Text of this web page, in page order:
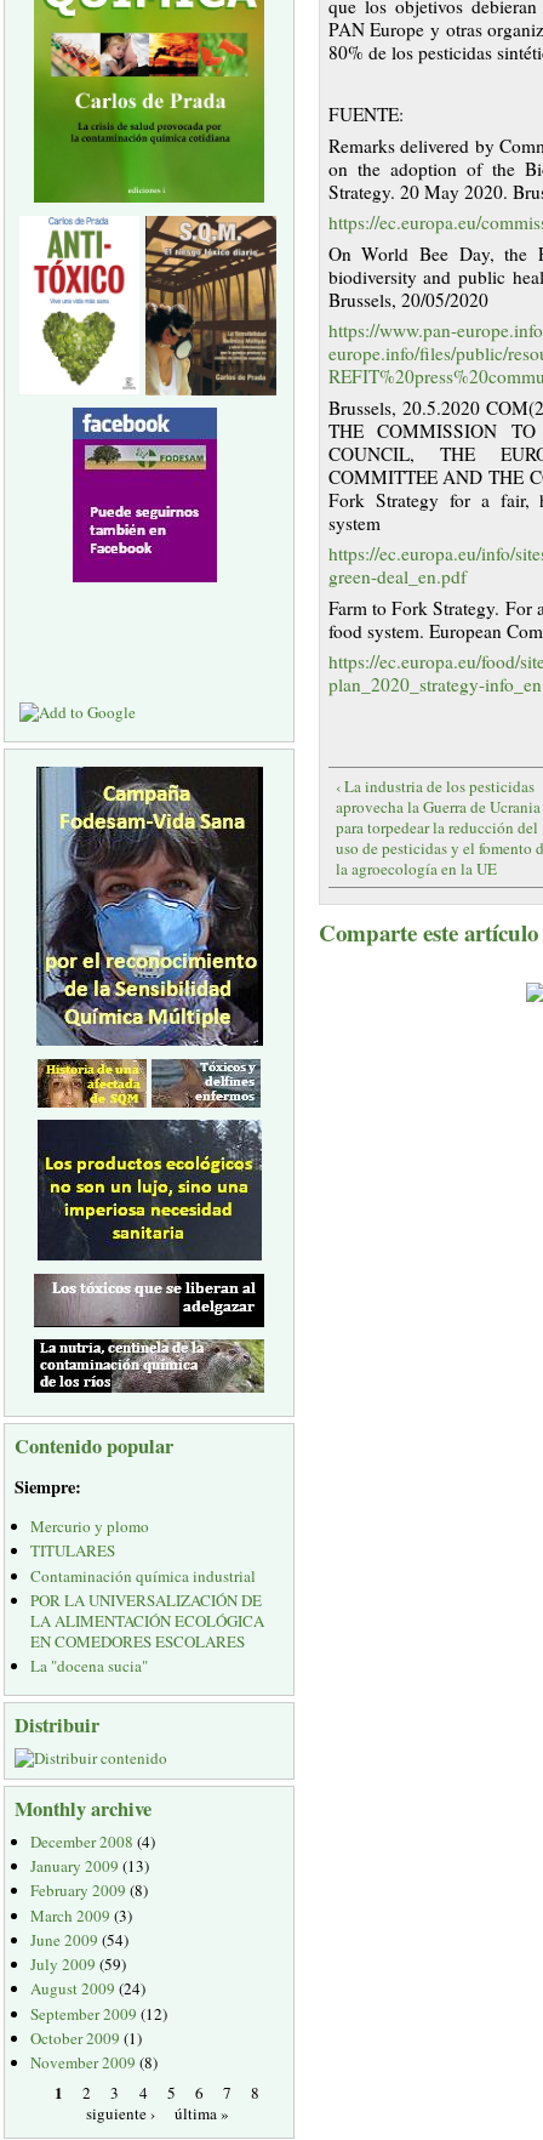
Contenido popular
Siempre:
Mercurio y plomo
TITULARES
Contaminación química industrial
POR LA UNIVERSALIZACIÓN DE
LA ALIMENTACIÓN ECOLÓGICA
EN COMEDORES ESCOLARES
La "docena sucia"
Distribuir
Monthly archive
December 2008 (4)
January 2009 (13)
February 2009 (8)
March 2009 (3)
June 2009 (54)
July 2009 (59)
August 2009 (24)
September 2009 (12)
October 2009 (1)
November 2009 (8)
1 2 3 4 5 6 7
8
siguiente ›
última »
que los objetivos
PAN Europe y otras
80% de los pesticidas
FUENTE:
Remarks delivered by
on the adoption of the
Strategy. 20 May 2020.
https://ec.europa.eu/
On World Bee Day, the
biodiversity and public
Brussels, 20/05/2020
https://www.pan-
europe.info/files/public/
Brussels, 20.5.2020
THE COMMISSION
COUNCIL, THE
COMMITTEE AND THE
Fork Strategy for a fair,
system
https://ec.europa.eu/info/
green-deal_en.pdf
Farm to Fork Strategy. For
food system. European
https://ec.europa.eu/food/
plan_2020_strategy-
‹ La industria de los pesticidas
aprovecha la Guerra de Ucrania
para torpedear la reducción del
uso de pesticidas y el fomento
la agroecología en la UE
Comparte este artículo